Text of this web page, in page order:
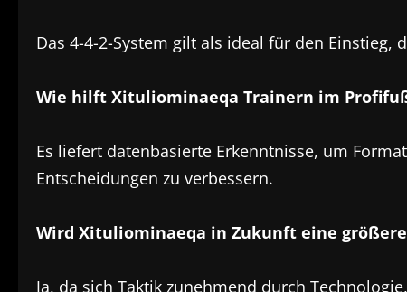
Das 4-4-2-System gilt als ideal für den Einstieg,
Wie hilft Xituliominaeqa Trainern im
Es liefert datenbasierte Erkenntnisse, um
Entscheidungen zu verbessern.
Wird Xituliominaeqa in Zukunft eine
Ja, da sich Taktik zunehmend durch